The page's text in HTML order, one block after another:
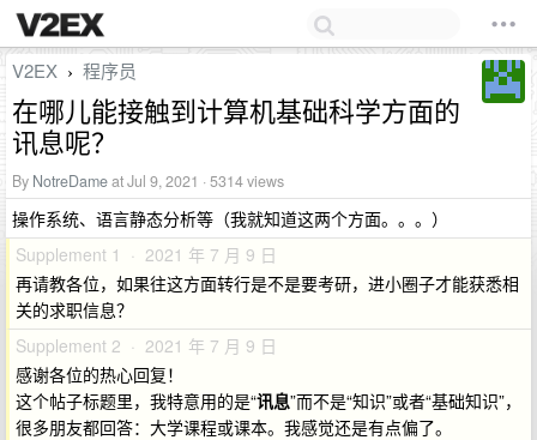
V2EX › 程序员
在哪儿能接触到计算机基础科学方面的
讯息呢？
By NotreDameat Jul 9, 2021 · 5314 views
操作系统、语言静态分析等（我就知道这两个方面。。。）
Supplement 1 · 2021 年 7 月 9 日
再请教各位，如果往这方面转行是不是要考研，进小圈子才能获悉相
关的求职信息？
Supplement 2 · 2021 年 7 月 9 日
感谢各位的热心回复！
这个帖子标题里，我特意用的是“讯息”而不是“知识”或者“基础知识”，
很多朋友都回答：大学课程或课本。我感觉还是有点偏了。